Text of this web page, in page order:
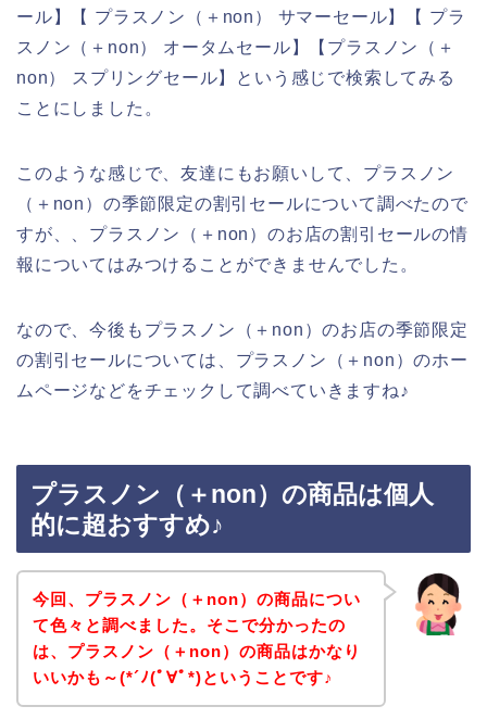
ール】【 プラスノン（＋non） サマーセール】【 プラ
スノン（＋non） オータムセール】【プラスノン（＋
non） スプリングセール】という感じで検索してみる
ことにしました。
このような感じで、友達にもお願いして、プラスノン
（＋non）の季節限定の割引セールについて調べたので
すが、、プラスノン（＋non）のお店の割引セールの情
報についてはみつけることができませんでした。
なので、今後もプラスノン（＋non）のお店の季節限定
の割引セールについては、プラスノン（＋non）のホー
ムページなどをチェックして調べていきますね♪
プラスノン（＋non）の商品は個人
的に超おすすめ♪
今回、プラスノン（＋non）の商品につい
て色々と調べました。そこで分かったの
は、プラスノン（＋non）の商品はかなり
いいかも～(*´ﾉ(ﾟ∀ﾟ*)ということです♪